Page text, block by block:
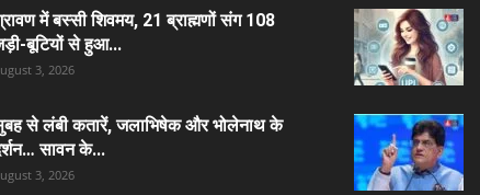
में बस्सी शिवमय, 21 ब्राह्मणों संग 108
बूटियों से हुआ...
3, 2026
से लंबी कतारें, जलाभिषेक और भोलेनाथ के
सावन के...
3, 2026